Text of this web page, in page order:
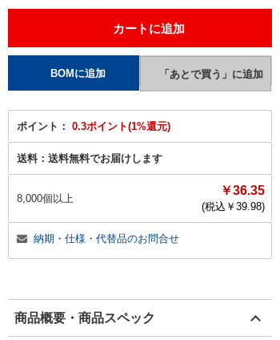
ポイント： 0.3ポイント(1%還元)
送料： 送料無料でお届けします
8,000個以上
￥36.35
(税込￥ 39.98)
納期・仕様・代替品のお問合せ
商品概要・商品スペック